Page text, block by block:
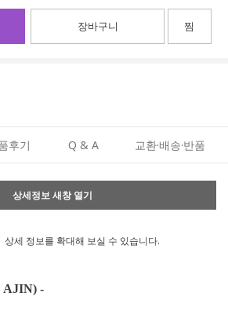
장바구니 찜
후기 Q & A 교환·배송·반품
상세정보 새창 열기
상세 정보를 확대해 보실 수 있습니다.
AJIN) -